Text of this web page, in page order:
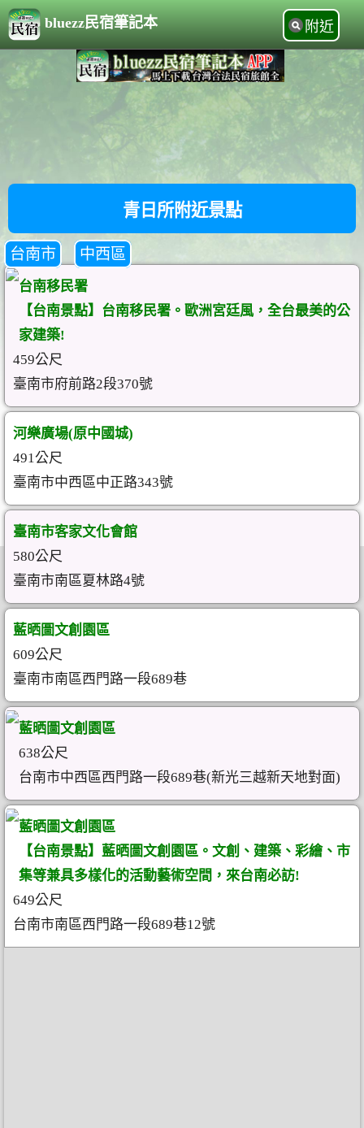
bluezz民宿筆記本 附近
青日所附近景點
台南市 中西區
台南移民署
【台南景點】台南移民署。歐洲宮廷風，全台最美的公
家建築!
459公尺
臺南市府前路2段370號
河樂廣場(原中國城)
491公尺
臺南市中西區中正路343號
臺南市客家文化會館
580公尺
臺南市南區夏林路4號
藍晒圖文創園區
609公尺
臺南市南區西門路一段689巷
藍晒圖文創園區
638公尺
台南市中西區西門路一段689巷(新光三越新天地對面)
藍晒圖文創園區
【台南景點】藍晒圖文創園區。文創、建築、彩繪、市
集等兼具多樣化的活動藝術空間，來台南必訪!
649公尺
台南市南區西門路一段689巷12號